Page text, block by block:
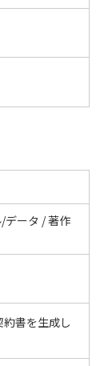
データ / 著作
書を生成し